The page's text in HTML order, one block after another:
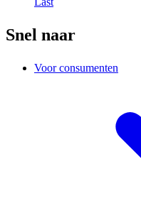
Snel naar
Voor consumenten